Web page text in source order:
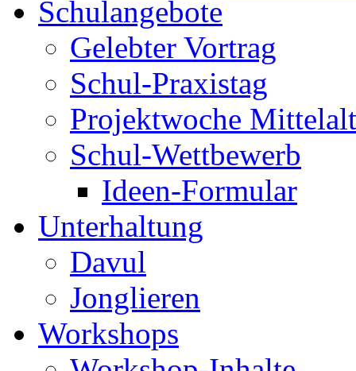
Schulangebote
Gelebter Vortrag
Schul-Praxistag
Projektwoche
Schul-Wettbewerb
Ideen-Formular
Unterhaltung
Davul
Jonglieren
Workshops